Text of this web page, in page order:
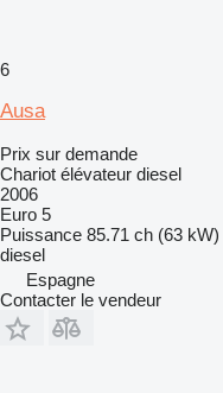
6
Ausa
Prix sur demande
Chariot élévateur diesel
2006
Euro 5
Puissance 85.71 ch (63 kW)
diesel
Espagne
Contacter le vendeur